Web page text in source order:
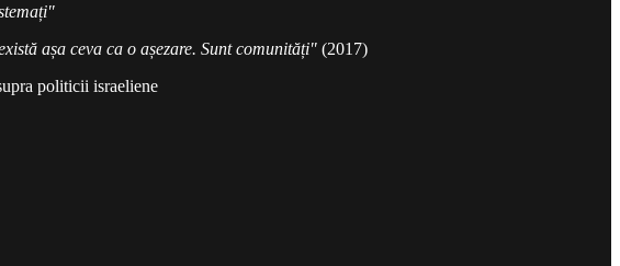
așa ceva ca o așezare. Sunt comunități" (2017)
politicii israeliene